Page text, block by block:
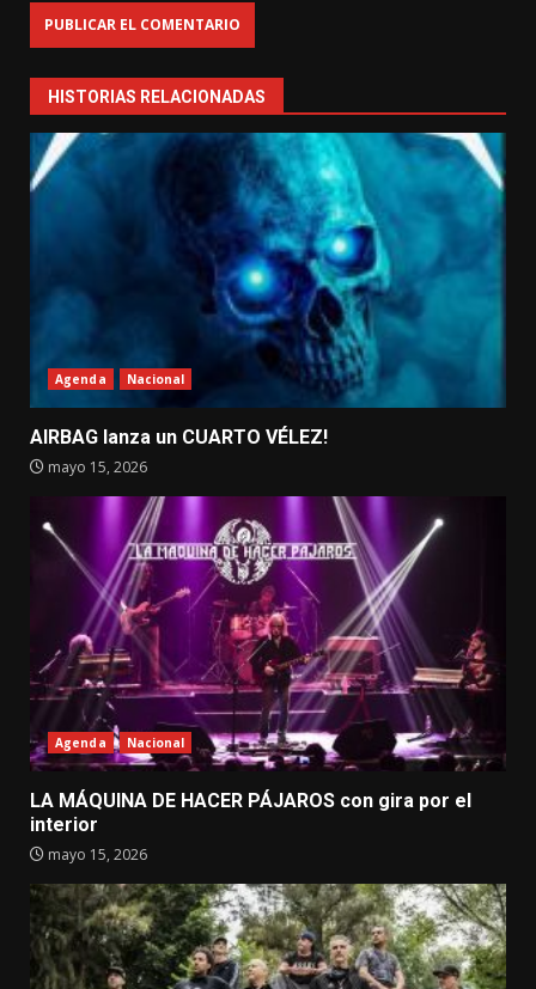
HISTORIAS RELACIONADAS
Agenda Nacional
AIRBAG lanza un CUARTO VÉLEZ!
mayo 15, 2026
Agenda Nacional
LA MÁQUINA DE HACER PÁJAROS con gira por el
interior
mayo 15, 2026